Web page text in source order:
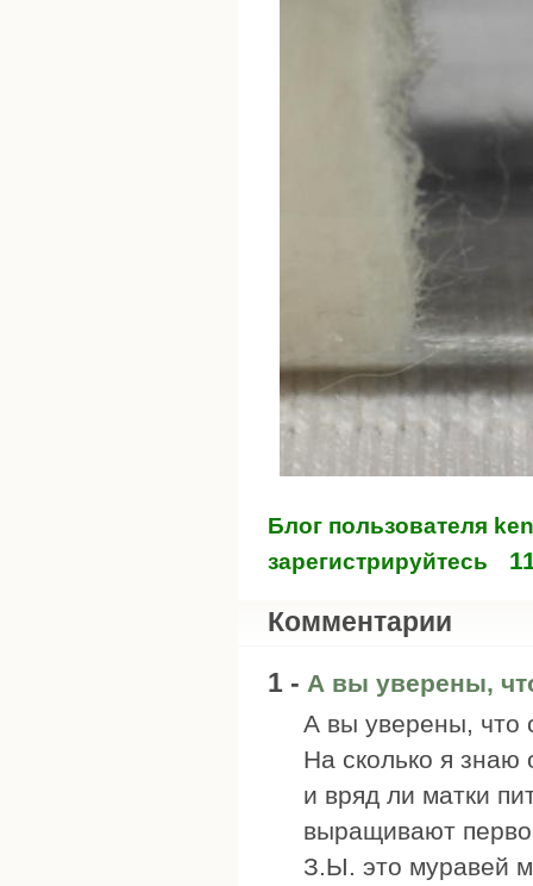
Блог пользователя
зарегистрируйтесь
Комментарии
1 - А вы уверены,
А вы уверены, что
На сколько я знаю
и вряд ли матки
выращивают
З.Ы. это муравей